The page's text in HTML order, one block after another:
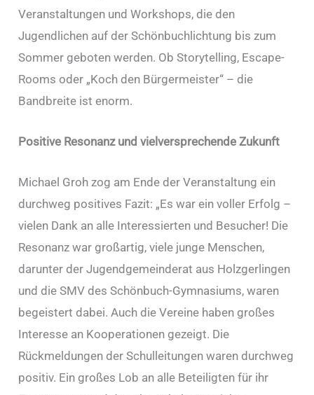
Veranstaltungen und Workshops, die den
Jugendlichen auf der Schönbuchlichtung bis zum
Sommer geboten werden. Ob Storytelling, Escape-
Rooms oder „Koch den Bürgermeister“ – die
Bandbreite ist enorm.
Positive Resonanz und vielversprechende Zukunft
Michael Groh zog am Ende der Veranstaltung ein
durchweg positives Fazit: „Es war ein voller Erfolg –
vielen Dank an alle Interessierten und Besucher! Die
Resonanz war großartig, viele junge Menschen,
darunter der Jugendgemeinderat aus Holzgerlingen
und die SMV des Schönbuch-Gymnasiums, waren
begeistert dabei. Auch die Vereine haben großes
Interesse an Kooperationen gezeigt. Die
Rückmeldungen der Schulleitungen waren durchweg
positiv. Ein großes Lob an alle Beteiligten für ihr